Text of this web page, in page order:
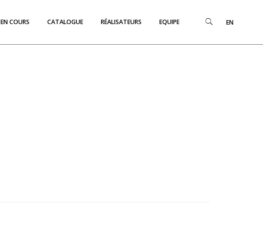
EN COURS CATALOGUE RÉALISATEURS EQUIPE EN